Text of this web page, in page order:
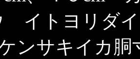
イトヨリダ
ンサキイカ胴